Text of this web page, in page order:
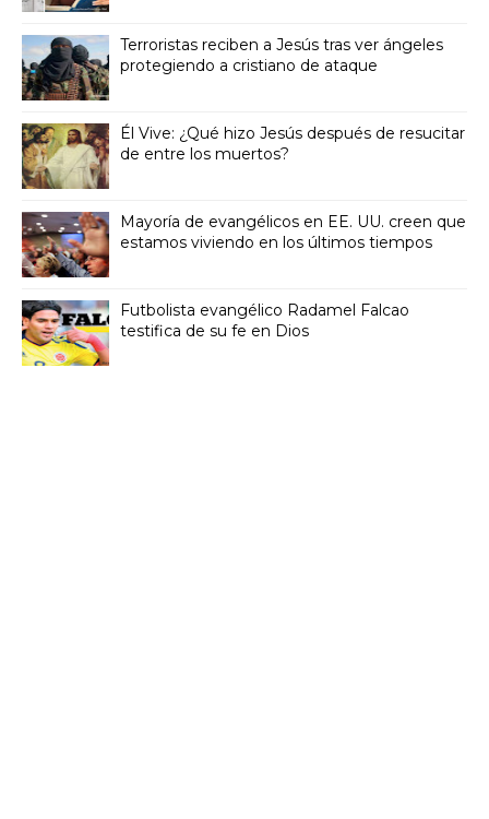
Terroristas reciben a Jesús tras ver ángeles
protegiendo a cristiano de ataque
Él Vive: ¿Qué hizo Jesús después de resucitar
de entre los muertos?
Mayoría de evangélicos en EE. UU. creen que
estamos viviendo en los últimos tiempos
Futbolista evangélico Radamel Falcao
testifica de su fe en Dios